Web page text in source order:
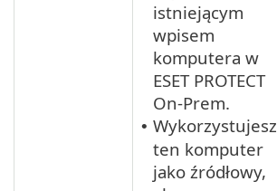
istniejącym
wpisem
komputera w
ESET PROTECT
On-Prem.
• Wykorzystujesz
ten komputer
jako źródłowy,